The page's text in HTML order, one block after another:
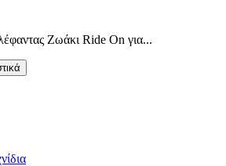
Ζωάκι Ride On για...